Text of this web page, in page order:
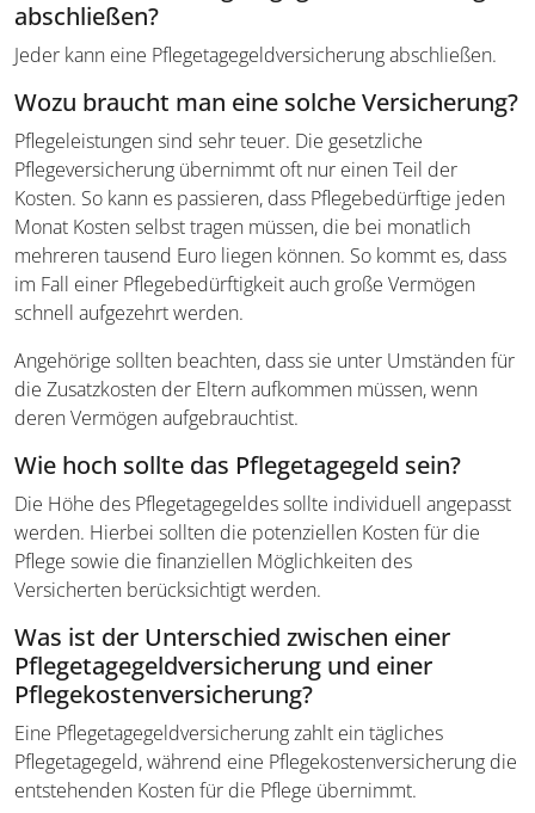
abschließen?
Jeder kann eine Pflegetagegeld­versicherung abschließen.
Wozu braucht man eine solche Versicherung?
Pflegeleistungen sind sehr teuer. Die gesetzliche
Pflegeversicherung übernimmt oft nur einen Teil der
Kosten. So kann es passieren, dass Pflegebedürftige jeden
Monat Kosten selbst tragen müssen, die bei monatlich
mehreren tausend Euro liegen können. So kommt es, dass
im Fall einer Pflegebedürftigkeit auch große Vermögen
schnell aufgezehrt werden.
Angehörige sollten beachten, dass sie unter Umständen für
die Zusatzkosten der Eltern aufkommen müssen, wenn
deren Vermögen aufgebrauchtist.
Wie hoch sollte das Pflegetagegeld sein?
Die Höhe des Pflegetagegeldes sollte individuell angepasst
werden. Hierbei sollten die potenziellen Kosten für die
Pflege sowie die finanziellen Möglichkeiten des
Versicherten berücksichtigt werden.
Was ist der Unterschied zwischen einer
Pflegetagegeld­versicherung und einer
Pflegekosten­versicherung?
Eine Pflegetagegeldversicherung zahlt ein tägliches
Pflegetagegeld, während eine Pflegekostenversicherung die
entstehenden Kosten für die Pflege übernimmt.